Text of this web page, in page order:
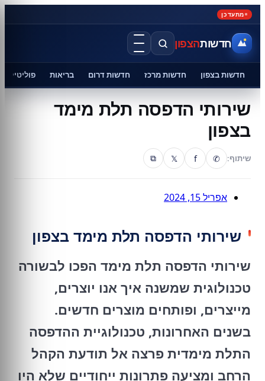
מתעדכן
חדשותהצפון
חדשות בצפון חדשות מרכז חדשות דרום בריאות פוליטיקה
שירותי הדפסה תלת מימד
בצפון
שיתוף: ✆
f
𝕏
⧉
אפריל 15, 2024
שירותי הדפסה תלת מימד בצפון
שירותי הדפסה תלת מימד הפכו לבשורה
טכנולוגית שמשנה איך אנו יוצרים,
מייצרים, ופותחים מוצרים חדשים.
בשנים האחרונות, טכנולוגיית ההדפסה
התלת מימדית פרצה אל תודעת הקהל
הרחב ומציעה פתרונות ייחודיים שלא היו